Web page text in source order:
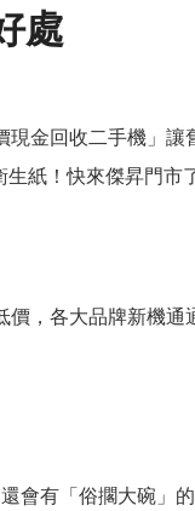
處
金回收二手機」
紙！快來傑昇門市
，各大品牌新機
有「俗擱大碗」